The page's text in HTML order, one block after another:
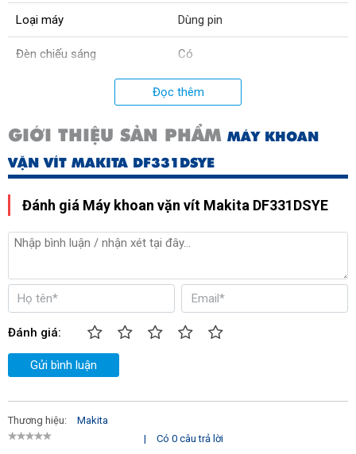
Loại máy Dùng pin
Đèn chiếu sáng Có
Lithium-ion LXT x 2
Lực siết 300Nm
Lõi mô tơ Dây đồng
Đọc thêm
GIỚI THIỆU SẢN PHẨM MÁY KHOAN
VẶN VÍT MAKITA DF331DSYE
Đánh giá Máy khoan vặn vít Makita DF331DSYE
Đánh giá:
Gửi bình luận
Thương hiệu:
Makita
|
Có 0 câu trả lời